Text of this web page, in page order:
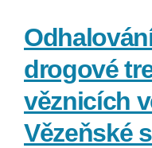
drogové
věznicích
Vězeňské